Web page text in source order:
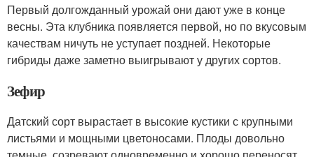
Первый долгожданный урожай они дают уже в конце
весны. Эта клубника появляется первой, но по вкусовым
качествам ничуть не уступает поздней. Некоторые
гибриды даже заметно выигрывают у других сортов.
Зефир
Датский сорт вырастает в высокие кустики с крупными
листьями и мощными цветоносами. Плоды довольно